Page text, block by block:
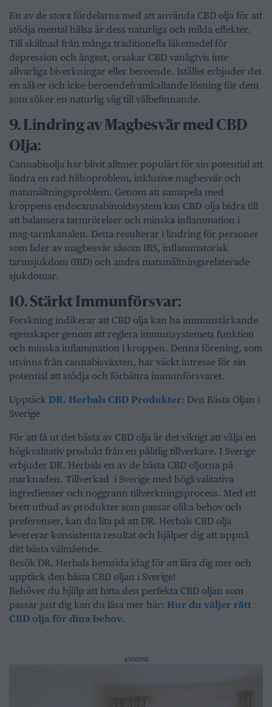
En av de stora fördelarna med att använda CBD olja för att
stödja mental hälsa är dess naturliga och milda effekter.
Till skillnad från många traditionella läkemedel för
depression och ångest, orsakar CBD vanligtvis inte
allvarliga biverkningar eller beroende. Istället erbjuder det
en säker och icke-beroendeframkallande lösning för dem
som söker en naturlig väg till välbefinnande.
9.⁠ ⁠Lindring av Magbesvär med CBD
Olja:
Cannabisolja har blivit alltmer populärt för sin potential att
lindra en rad hälsoproblem, inklusive magbesvär och
matsmältningsproblem. Genom att samspela med
kroppens endocannabinoidsystem kan CBD-olja bidra till
att balansera tarmrörelser och minska inflammation i
mag-tarmkanalen. Detta resulterar i lindring för personer
som lider av magbesvär såsom IBS, inflammatorisk
tarmsjukdom (IBD) och andra matsmältningsrelaterade
sjukdomar.
10.⁠ ⁠Stärkt Immunförsvar:
Forskning indikerar att CBD olja kan ha immunstärkande
egenskaper genom att reglera immunsystemets funktion
och minska inflammation i kroppen. Denna förening, som
utvinns från cannabisväxten, har väckt intresse för sin
potential att stödja och förbättra immunförsvaret.
Upptäck DR. Herbals CBD Produkter: Den Bästa Oljan i
Sverige
För att få ut det bästa av CBD olja är det viktigt att välja en
högkvalitativ produkt från en pålitlig tillverkare. I Sverige
erbjuder DR. Herbals en av de bästa CBD oljorna på
marknaden. Tillverkad i Sverige med högkvalitativa
ingredienser och noggrann tillverkningsprocess. Med ett
brett utbud av produkter som passar olika behov och
preferenser, kan du lita på att DR. Herbals CBD olja
levererar konsistenta resultat och hjälper dig att uppnå
ditt bästa välmående.
Besök DR. Herbals hemsida idag för att lära dig mer och
upptäck den bästa CBD oljan i Sverige!
Behöver du hjälp att hitta den perfekta CBD oljan som
passar just dig kan du läsa mer här: Hur du väljer rätt
CBD olja för dina behov.
ANNONS